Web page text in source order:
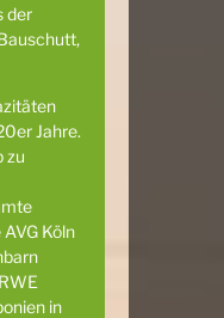
der
Jahre.
zu
Köln
in